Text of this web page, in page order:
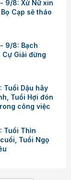
9/8: Xử Nữ xin
Cạp sẽ tháo
9/8: Bạch
Giải đừng
Tuổi Dậu hãy
Tuổi Hợi đón
công việc
Tuổi Thìn
Tuổi Ngọ